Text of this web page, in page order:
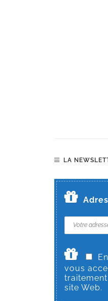
LA
vous
site Web.